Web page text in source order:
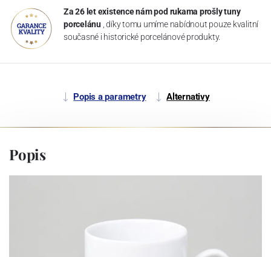
Za 26 let existence nám pod rukama prošly tuny
porcelánu , díky tomu umíme nabídnout pouze kvalitní
současné i historické porcelánové produkty.
Popis a parametry Alternativy
Popis